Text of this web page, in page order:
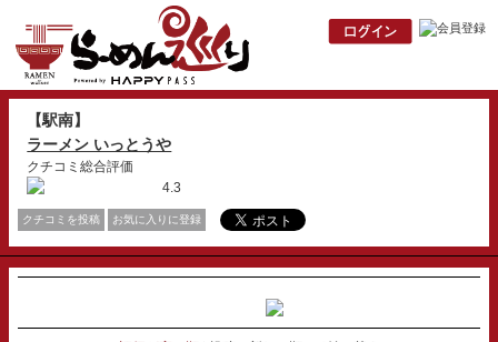
【駅南】
ラーメン いっとうや
クチコミ総合評価
4.3
クチコミを投稿 お気に入りに登録